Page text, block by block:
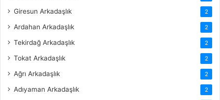
Giresun Arkadaşlık 2
Ardahan Arkadaşlık 2
Tekirdağ Arkadaşlık 2
Tokat Arkadaşlık 2
Ağrı Arkadaşlık 2
Adıyaman Arkadaşlık 2